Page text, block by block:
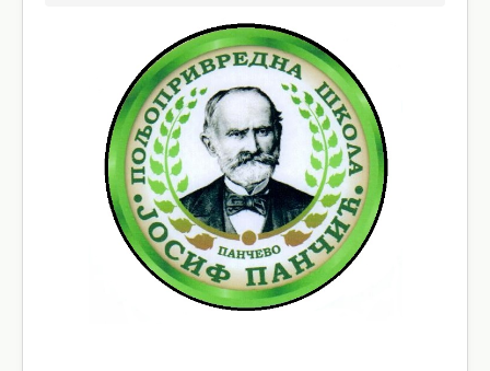
Ванредни / матурски испити
Јавне набавке - Обавештења
Школски документи
Контакт